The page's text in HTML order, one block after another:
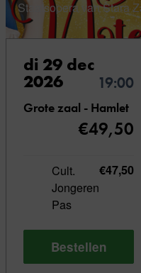
Staatsopera van Stara
di 29 dec
2026 19:00
Grote zaal - Hamlet
€49,50
Cult.
Jongeren
Pas
€47,50
Bestellen